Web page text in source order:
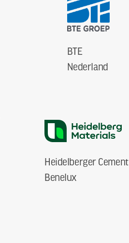
BTE
Nederland
Heidelberger Cement
Benelux